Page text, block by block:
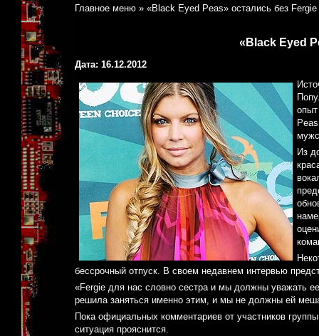
Главное меню » «Black Eyed Peas» остались без Fergie
«Black Eyed
Дата: 16.12.2012
Из
бессрочный отпуск. В своем недавнем интервью
«Fergie для нас словно сестра и мы должны уважать
решила заняться именно этим, и мы не должны ей
Пока официальных комментариев от участников
ситуация прояснится.